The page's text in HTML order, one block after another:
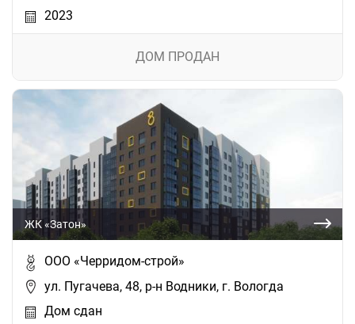
2023
ДОМ ПРОДАН
ЖК «Затон»
ООО «Черридом-строй»
ул. Пугачева, 48, р-н Водники, г. Вологда
Дом сдан